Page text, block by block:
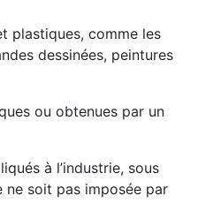
plastiques, comme les
dessinées, peintures
ou obtenues par un
à l’industrie, sous
ne soit pas imposée par